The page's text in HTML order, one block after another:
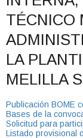
TÉCNICO
LA
MELILLA
Publicación BOME
Bases de la
Solicitud para
Listado provisional